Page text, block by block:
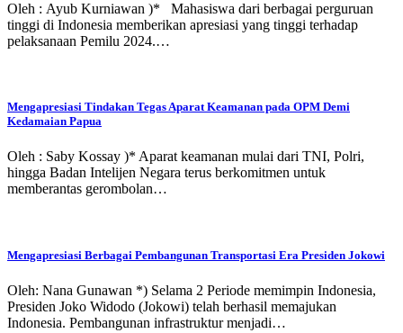
Oleh : Ayub Kurniawan )* Mahasiswa dari berbagai perguruan
tinggi di Indonesia memberikan apresiasi yang tinggi terhadap
pelaksanaan Pemilu 2024.…
Mengapresiasi Tindakan Tegas Aparat Keamanan pada OPM Demi
Kedamaian Papua
Oleh : Saby Kossay )* Aparat keamanan mulai dari TNI, Polri,
hingga Badan Intelijen Negara terus berkomitmen untuk
memberantas gerombolan…
Mengapresiasi Berbagai Pembangunan Transportasi Era Presiden Jokowi
Oleh: Nana Gunawan *) Selama 2 Periode memimpin Indonesia,
Presiden Joko Widodo (Jokowi) telah berhasil memajukan
Indonesia. Pembangunan infrastruktur menjadi…